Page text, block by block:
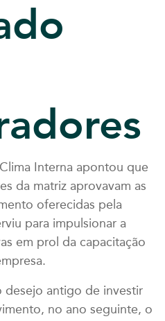
Interna apontou que
da matriz aprovavam as
oferecidas pela
para impulsionar a
em prol da capacitação
desejo antigo de investir
no ano seguinte, o